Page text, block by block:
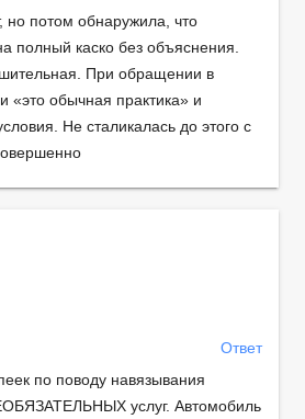
потом обнаружила, что
полный каско без объяснения.
При обращении в
«это обычная практика» и
Не сталикалась до этого с
Ответ
по поводу навязывания
услуг. Автомобиль